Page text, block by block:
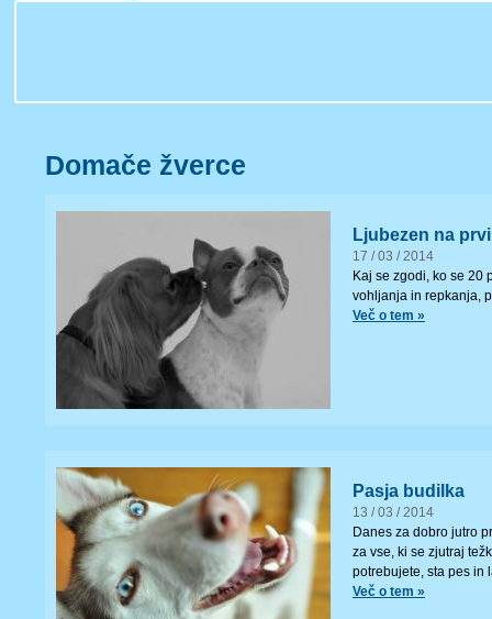
Domače žverce
Ljubezen na
17 / 03 / 2014
Kaj se zgodi, ko se 20
vohljanja in repkanja,
Več o tem »
Pasja budilka
13 / 03 / 2014
Danes za dobro jutro
za vse, ki se zjutraj
potrebujete, sta pes in
Več o tem »